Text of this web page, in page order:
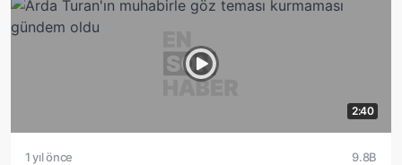
2:40
1 yıl önce 9.8B